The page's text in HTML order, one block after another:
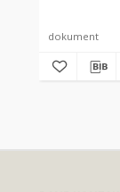
dokument